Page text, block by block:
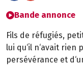
Bande annonce
Fils de réfugiés,
lui qu‘il n‘avait rien
persévérance et